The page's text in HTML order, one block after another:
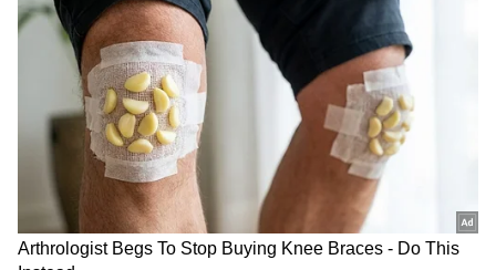
Image Credit :Social Media
ಅತಿಥಿ ಪಾತ್ರದಲ್ಲಿ ಮೋಹನ್‌ಲಾಲ್?
ಈ ಚಿತ್ರ ಒಂದು ಚಿಕ್ಕ ಕೌಟುಂಬಿಕ ಸಿನಿಮಾ ಅಂತ ನಿರ್ದೇಶಕ
ಜ್ಯೂಡ್ ಆ್ಯಂಟನಿ ಜೋಸೆಫ್ ಲಾಂಚಿಂಗ್ ವೇಳೆ ಹೇಳಿದ್ದರು.